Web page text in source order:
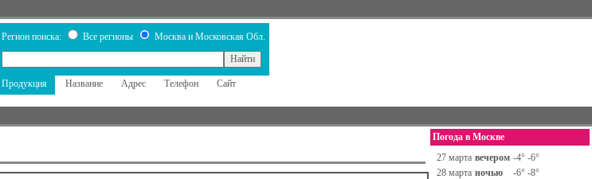
Регион поиска: Все регионы Москва и Московская Обл.
Продукция Название Адрес Телефон Сайт
Погода в Москве
27 марта вечером -4° -6°
28 марта ночью
-6° -8°